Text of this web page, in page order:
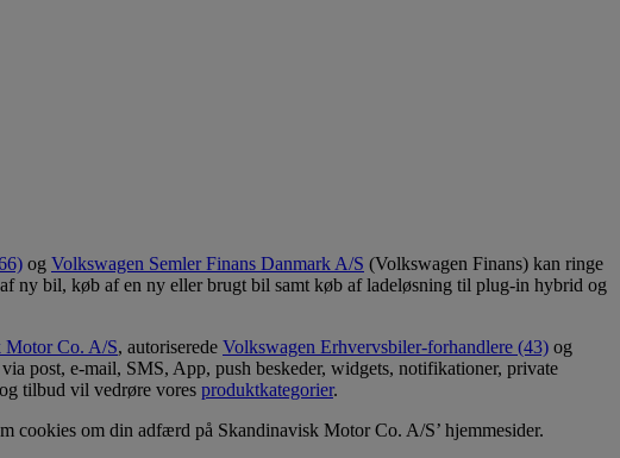
og Volkswagen Semler Finans Danmark A/S (Volkswagen Finans) kan ringe
ny bil, køb af en ny eller brugt bil samt køb af ladeløsning til plug-in hybrid og
Motor Co. A/S, autoriserede Volkswagen Erhvervsbiler-forhandlere (43) og
via post, e-mail, SMS, App, push beskeder, widgets, notifikationer, private
tilbud vil vedrøre vores produktkategorier.
cookies om din adfærd på Skandinavisk Motor Co. A/S’ hjemmesider.